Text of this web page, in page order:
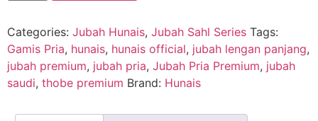
Categories: Jubah Hunais, Jubah Sahl Series Tags:
Gamis Pria, hunais, hunais official, jubah lengan panjang,
jubah premium, jubah pria, Jubah Pria Premium, jubah
saudi, thobe premium Brand: Hunais